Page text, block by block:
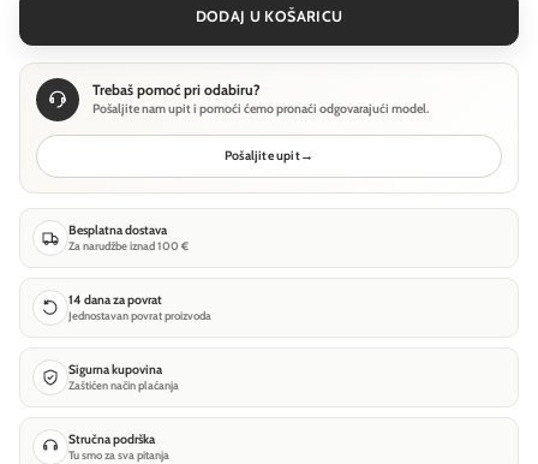
DODAJ U KOŠARICU
Trebaš pomoć pri odabiru?
Pošaljite nam upit i pomoći ćemo pronaći odgovarajući model.
Pošaljite upit→
Besplatna dostava
Za narudžbe iznad 100 €
14 dana za povrat
Jednostavan povrat proizvoda
Sigurna kupovina
Zaštićen način plaćanja
Stručna podrška
Tu smo za sva pitanja